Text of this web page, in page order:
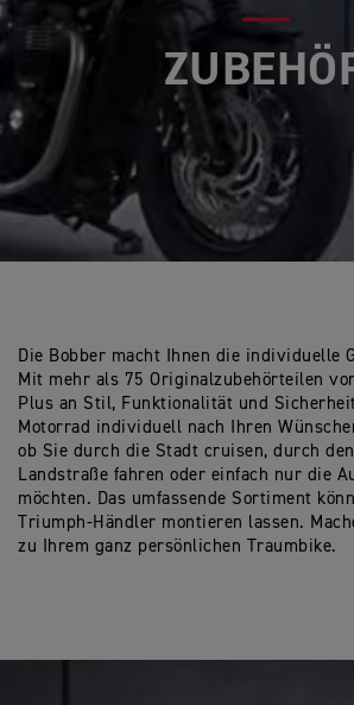
Die Bobber macht Ihnen die individuelle
Mit mehr als 75 Originalzubehörteilen
Plus an Stil, Funktionalität und
Motorrad individuell nach Ihren
ob Sie durch die Stadt cruisen, durch
Landstraße fahren oder einfach nur die
möchten. Das umfassende Sortiment
Triumph-Händler montieren lassen.
zu Ihrem ganz persönlichen Traumbike.